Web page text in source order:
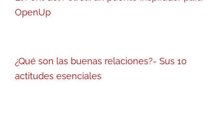
OpenUp
¿Qué son las buenas relaciones?- Sus 10
actitudes esenciales